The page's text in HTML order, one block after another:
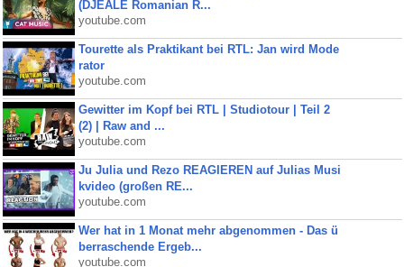
(DJEALE Romanian R...
youtube.com
Tourette als Praktikant bei RTL: Jan wird Mode
rator
youtube.com
Gewitter im Kopf bei RTL | Studiotour | Teil 2
(2) | Raw and ...
youtube.com
Ju Julia und Rezo REAGIEREN auf Julias Musi
kvideo (großen RE...
youtube.com
Wer hat in 1 Monat mehr abgenommen - Das ü
berraschende Ergeb...
youtube.com